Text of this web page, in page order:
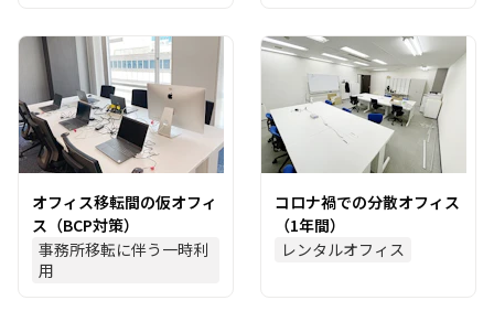
オフィス移転間の仮オフィ
ス（BCP対策）
事務所移転に伴う一時利
用
コロナ禍での分散オフィス
（1年間）
レンタルオフィス